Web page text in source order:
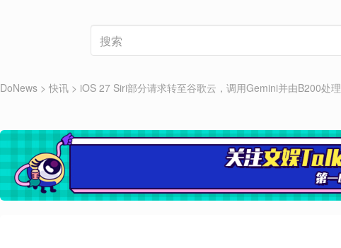
DoNews >快讯 > iOS 27 Siri部分请求转至谷歌云，调用Gemini并由B200处理